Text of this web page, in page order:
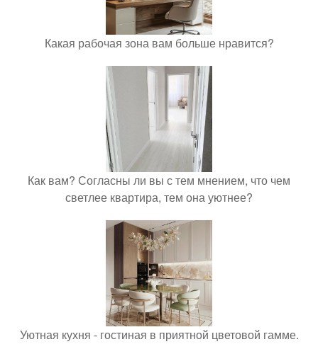
Какая рабочая зона вам больше нравится?
Как вам? Согласны ли вы с тем мнением, что чем
светлее квартира, тем она уютнее?
Уютная кухня - гостиная в приятной цветовой гамме.